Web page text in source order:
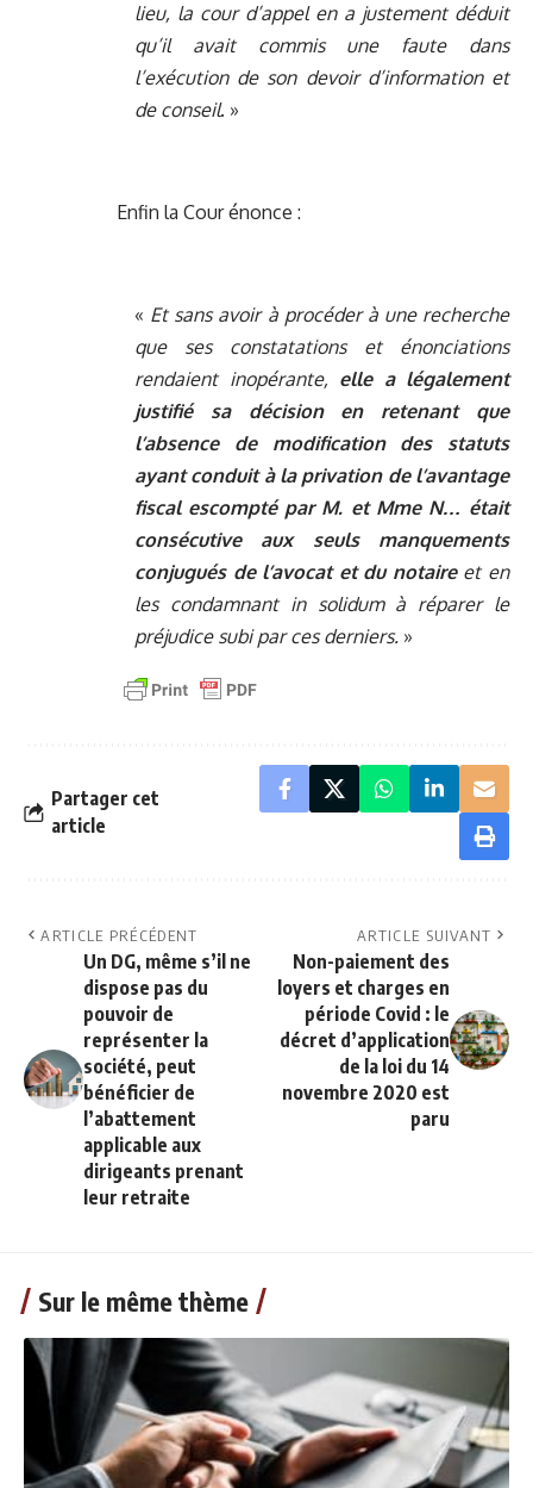
lieu, la cour d’appel en a justement déduit
qu’il avait commis une faute dans
l’exécution de son devoir d’information et
de conseil. »
Enfin la Cour énonce :
« Et sans avoir à procéder à une recherche
que ses constatations et énonciations
rendaient inopérante, elle a légalement
justifié sa décision en retenant que
l’absence de modification des statuts
ayant conduit à la privation de l’avantage
fiscal escompté par M. et Mme N… était
consécutive aux seuls manquements
conjugués de l’avocat et du notaireet en
les condamnant in solidum à réparer le
préjudice subi par ces derniers. »
Partager cet
article
ARTICLE PRÉCÉDENT
Un DG, même s’il ne
dispose pas du
pouvoir de
représenter la
société, peut
bénéficier de
l’abattement
applicable aux
dirigeants prenant
leur retraite
ARTICLE SUIVANT
Non-paiement des
loyers et charges en
période Covid : le
décret d’application
de la loi du 14
novembre 2020 est
paru
Sur le même thème